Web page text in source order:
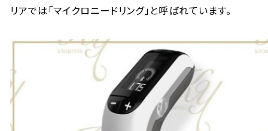
リアでは「マイクロニードリング」と呼ばれています。